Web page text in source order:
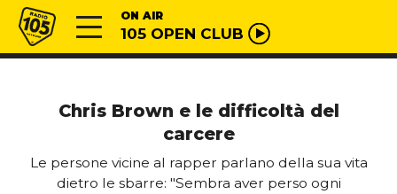
Vai al contenuto
Radio 105 ON AIR
105 OPEN CLUB
Chris Brown e le difficoltà del
carcere
Le persone vicine al rapper parlano della sua vita
dietro le sbarre: "Sembra aver perso ogni